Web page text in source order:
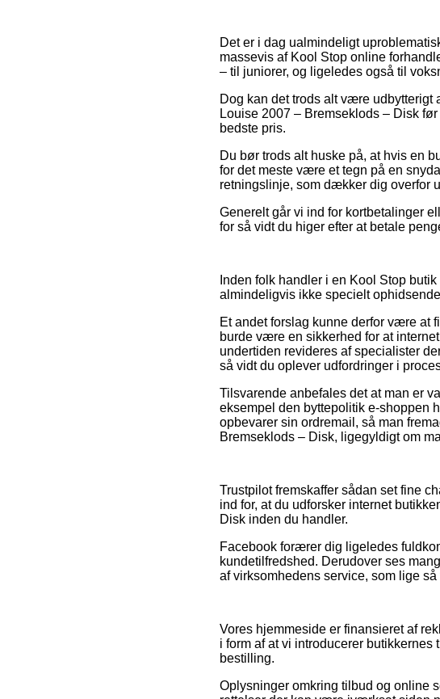
Det er i dag ualmindeligt
massevis af Kool Stop online
– til juniorer, og ligeledes også til
Dog kan det trods alt være udbytterigt
Louise 2007 – Bremseklods – Disk
bedste pris.
Du bør trods alt huske på, at hvis en
for det meste være et tegn på en
retningslinje, som dækker dig overfor
Generelt går vi ind for kortbetalinger
for så vidt du higer efter at betale
Inden folk handler i en Kool Stop
almindeligvis ikke specielt
Et andet forslag kunne derfor være at
burde være en sikkerhed for at
undertiden revideres af specialister
så vidt du oplever udfordringer i
Tilsvarende anbefales det at man er
eksempel den byttepolitik e-shoppen
opbevarer sin ordremail, så man
Bremseklods – Disk, ligegyldigt om
Trustpilot fremskaffer sådan set fine
ind for, at du udforsker internet
Disk inden du handler.
Facebook forærer dig ligeledes
kundetilfredshed. Derudover ses
af virksomhedens service, som lige
Vores hjemmeside er finansieret af
i form af at vi introducerer
bestilling.
Oplysninger omkring tilbud og online